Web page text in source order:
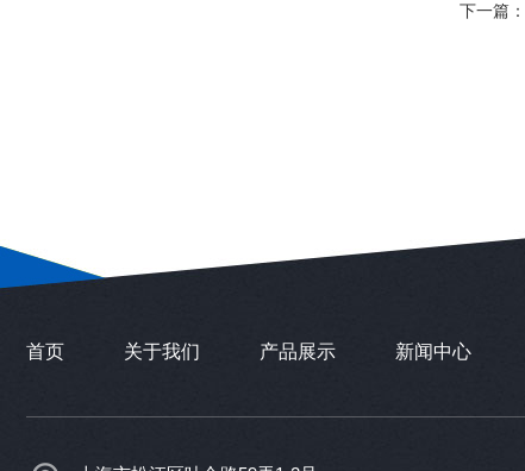
下一篇：
首页 关于我们 产品展示 新闻中心